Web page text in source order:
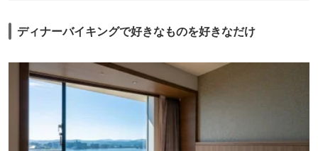
ディナーバイキングで好きなものを好きなだけ